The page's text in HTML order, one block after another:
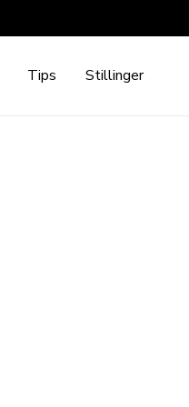
Tips Stillinger